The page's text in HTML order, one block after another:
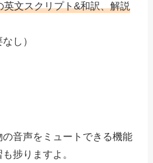
英文スクリプト&和訳、解説
し）
音声をミュートできる機能
捗りますよ。